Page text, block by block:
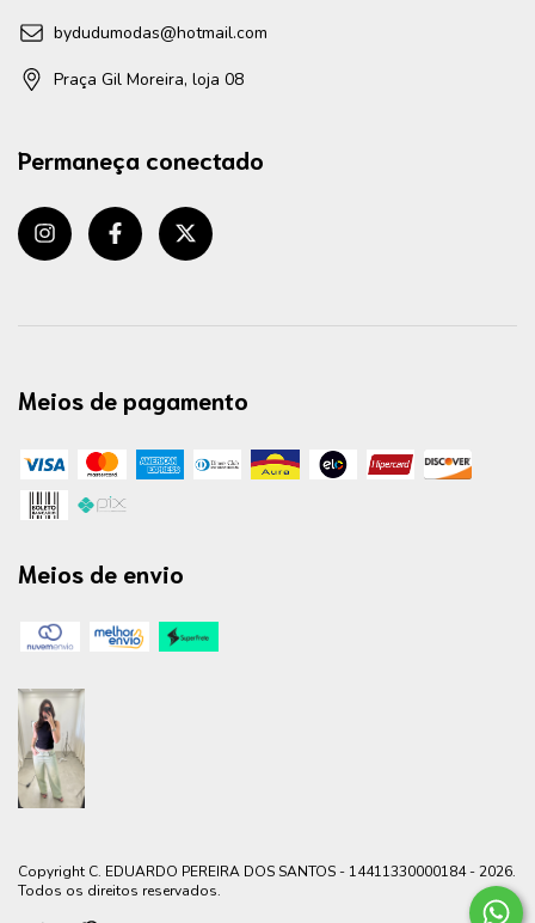
bydudumodas@hotmail.com
Praça Gil Moreira, loja 08
Permaneça conectado
Meios de pagamento
Meios de envio
Copyright C. EDUARDO PEREIRA DOS SANTOS - 14411330000184 - 2026.
Todos os direitos reservados.